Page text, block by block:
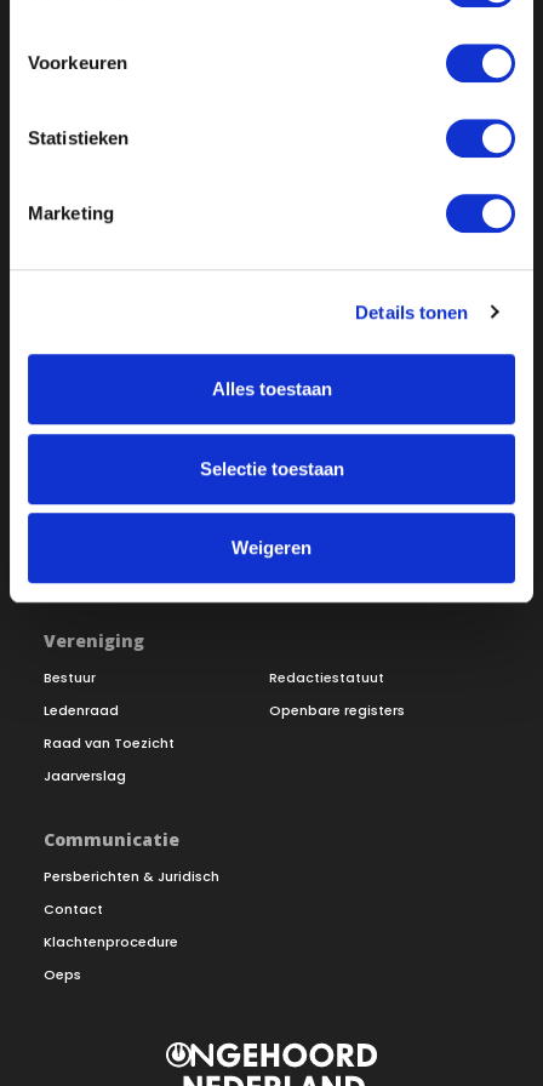
Voorkeuren
Statistieken
Marketing
Details tonen
Alles toestaan
Selectie toestaan
Weigeren
Over ON!
Word lid
Steunbetuigingen
Vacatures
Vereniging
Bestuur
Ledenraad
Raad van Toezicht
Jaarverslag
Redactiestatuut
Openbare registers
Communicatie
Persberichten & Juridisch
Contact
Klachtenprocedure
Oeps